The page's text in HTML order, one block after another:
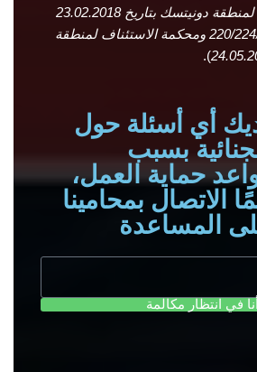
فيليكونوفوسيلكيف لمنطقة دونيتسك بتاريخ 23.02.2018
في القضية رقم 220/224/18 ومحكمة الاستئناف لمنطقة
).
أي أسئلة حول
بسبب
حماية العمل،
الاتصال بمحامينا
المساعدة
أنا في انتظار مكالمة